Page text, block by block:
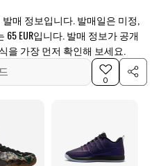
매 정보입니다. 발매일은 미정,
65 EUR입니다. 발매 정보가 공개
을 가장 먼저 확인해 보세요.
0